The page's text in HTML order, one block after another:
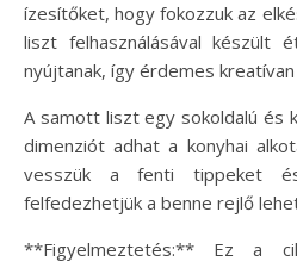
ízesítőket, hogy fokozzuk az
liszt felhasználásával készült
nyújtanak, így érdemes
A samott liszt egy sokoldalú és
dimenziót adhat a konyhai
vesszük a fenti tippeket
felfedezhetjük a benne rejlő
**Figyelmeztetés:** Ez a